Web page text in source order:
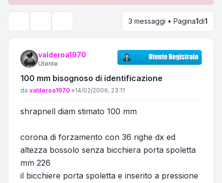
3 messaggi • Pagina1di1
valderoa1970
Utente
100 mm bisognoso di identificazione
Messaggio
da valderoa1970 »14/02/2006, 23:11
shrapnell diam stimato 100 mm
corona di forzamento con 36 righe dx ed
altezza bossolo senza bicchiera porta spoletta
mm 226
il bicchiere porta spoletta e inserito a pressione